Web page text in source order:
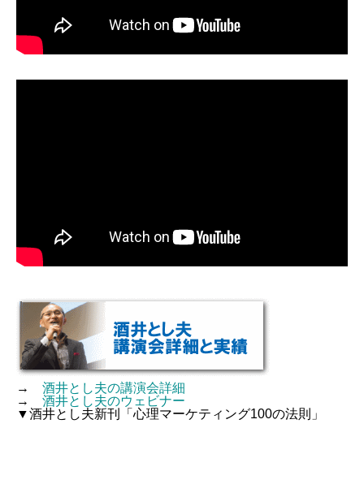
→ 酒井とし夫の講演会詳細
→ 酒井とし夫のウェビナー
▼酒井とし夫新刊「心理マーケティング100の法則」